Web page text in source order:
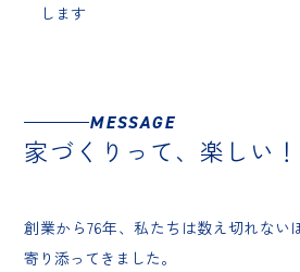
します
MESSAGE
家づくりって、楽しい！
創業から76年、私たちは数え切れない
寄り添ってきました。